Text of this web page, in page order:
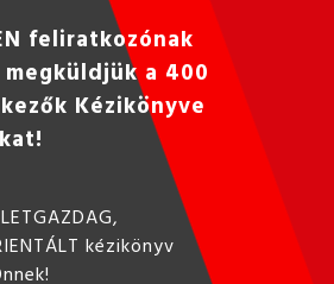
feliratkozónak
a 400
Kézikönyve
kézikönyv